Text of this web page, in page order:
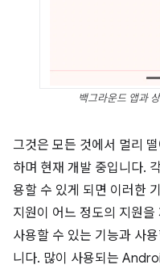
백그라운드 앱과
그것은 모든 것에서 멀리
하며 현재 개발 중입니다.
용할 수 있게 되면 이러한
지원이 어느 정도의 지원
사용할 수 있는 기능과 사
니다. 많이 사용되는